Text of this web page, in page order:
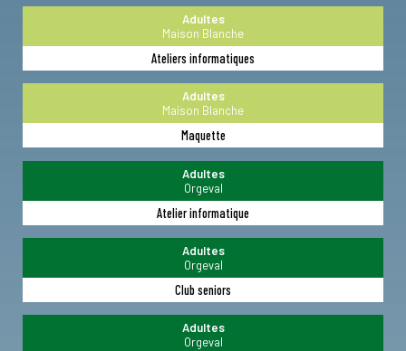
Adultes
Maison Blanche
Ateliers informatiques
Adultes
Maison Blanche
Maquette
Adultes
Orgeval
Atelier informatique
Adultes
Orgeval
Club seniors
Adultes
Orgeval